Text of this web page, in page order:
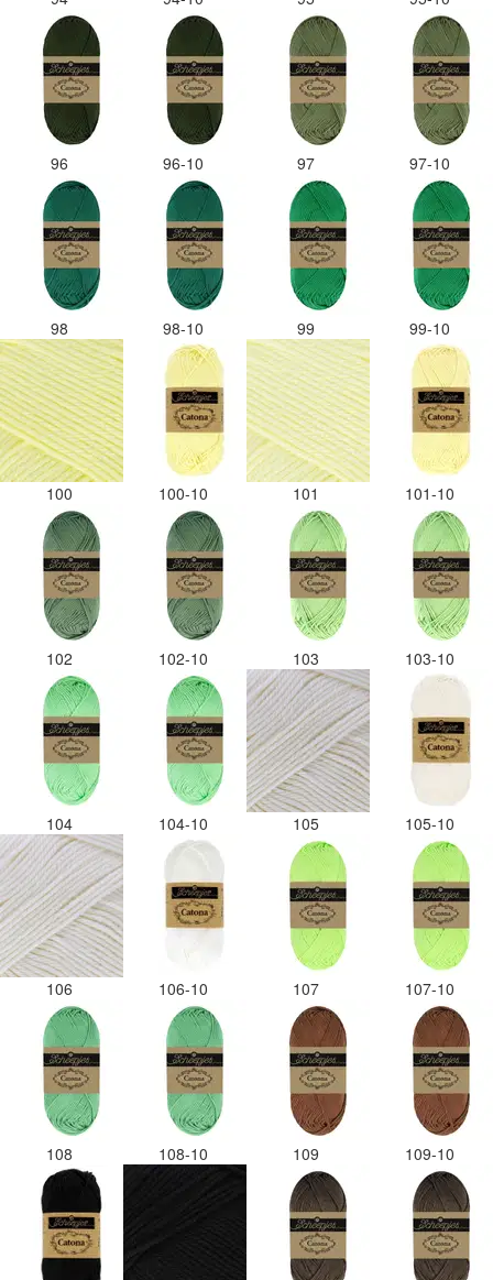
96 96-10 97 97-10
98 98-10 99 99-10
100 100-10 101 101-10
102 102-10 103 103-10
104 104-10 105 105-10
106 106-10 107 107-10
108 108-10 109 109-10